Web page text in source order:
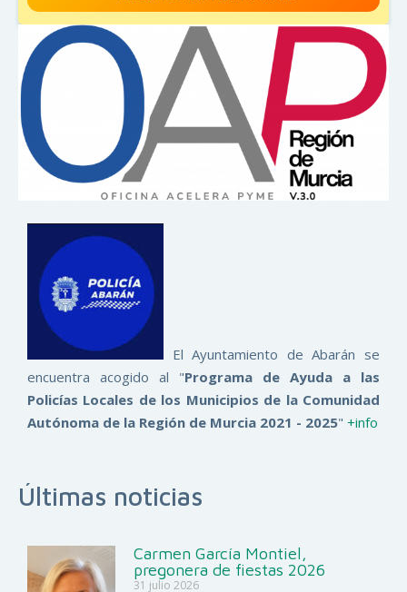
El Ayuntamiento de Abarán se
encuentra acogido al "Programa de Ayuda a las
Policías Locales de los Municipios de la Comunidad
Autónoma de la Región de Murcia 2021 - 2025" +info
Últimas noticias
Carmen García Montiel,
pregonera de fiestas 2026
31 julio 2026